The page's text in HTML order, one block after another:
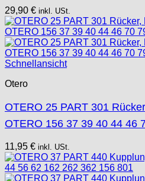
29,90 € inkl. USt.
Schnellansicht
Otero
OTERO 25 PART 301
OTERO 156 37 39 40 44 46
11,95 € inkl. USt.